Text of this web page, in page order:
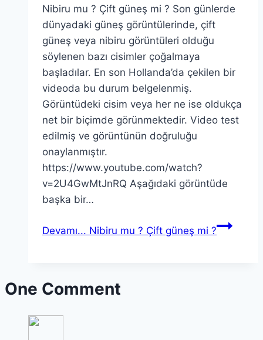
Nibiru mu ? Çift güneş mi ? Son günlerde
dünyadaki güneş görüntülerinde, çift
güneş veya nibiru görüntüleri olduğu
söylenen bazı cisimler çoğalmaya
başladılar. En son Hollanda’da çekilen bir
videoda bu durum belgelenmiş.
Görüntüdeki cisim veya her ne ise oldukça
net bir biçimde görünmektedir. Video test
edilmiş ve görüntünün doğruluğu
onaylanmıştır.
https://www.youtube.com/watch?
v=2U4GwMtJnRQ Aşağıdaki görüntüde
başka bir…
Devamı... Nibiru mu ? Çift güneş mi ?
One Comment